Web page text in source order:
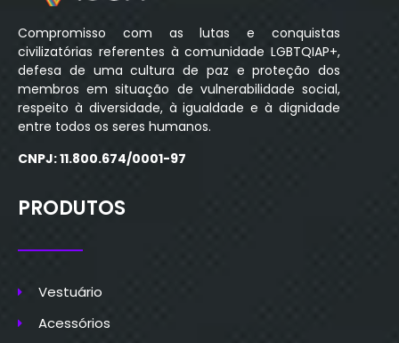
Compromisso com as lutas e conquistas
civilizatórias referentes à comunidade LGBTQIAP+,
defesa de uma cultura de paz e proteção dos
membros em situação de vulnerabilidade social,
respeito à diversidade, à igualdade e à dignidade
entre todos os seres humanos.
CNPJ: 11.800.674/0001-97
PRODUTOS
Vestuário
Acessórios